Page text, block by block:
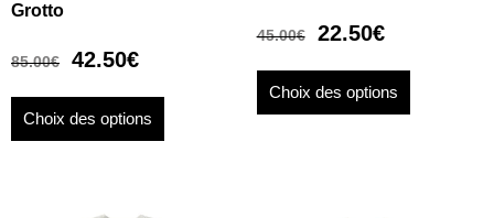
Grotto
85.00€ 42.50€
Choix des options
45.00€ 22.50€
Choix des options